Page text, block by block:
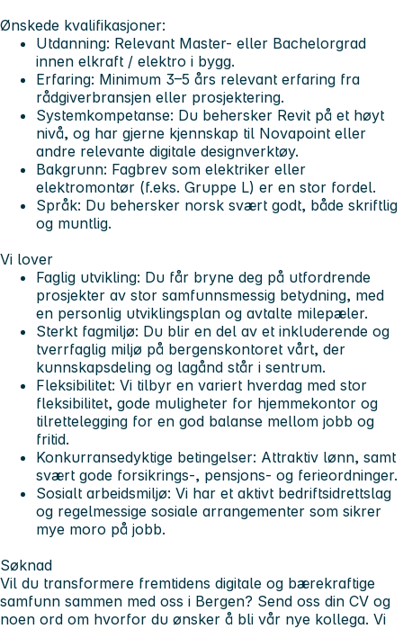
Ønskede kvalifikasjoner:
Utdanning: Relevant Master- eller Bachelorgrad
innen elkraft / elektro i bygg.
Erfaring: Minimum 3–5 års relevant erfaring fra
rådgiverbransjen eller prosjektering.
Systemkompetanse: Du behersker Revit på et høyt
nivå, og har gjerne kjennskap til Novapoint eller
andre relevante digitale designverktøy.
Bakgrunn: Fagbrev som elektriker eller
elektromontør (f.eks. Gruppe L) er en stor fordel.
Språk: Du behersker norsk svært godt, både skriftlig
og muntlig.
Vi lover
Faglig utvikling: Du får bryne deg på utfordrende
prosjekter av stor samfunnsmessig betydning, med
en personlig utviklingsplan og avtalte milepæler.
Sterkt fagmiljø: Du blir en del av et inkluderende og
tverrfaglig miljø på bergenskontoret vårt, der
kunnskapsdeling og lagånd står i sentrum.
Fleksibilitet: Vi tilbyr en variert hverdag med stor
fleksibilitet, gode muligheter for hjemmekontor og
tilrettelegging for en god balanse mellom jobb og
fritid.
Konkurransedyktige betingelser: Attraktiv lønn, samt
svært gode forsikrings-, pensjons- og ferieordninger.
Sosialt arbeidsmiljø: Vi har et aktivt bedriftsidrettslag
og regelmessige sosiale arrangementer som sikrer
mye moro på jobb.
Søknad
Vil du transformere fremtidens digitale og bærekraftige
samfunn sammen med oss i Bergen? Send oss din CV og
noen ord om hvorfor du ønsker å bli vår nye kollega. Vi